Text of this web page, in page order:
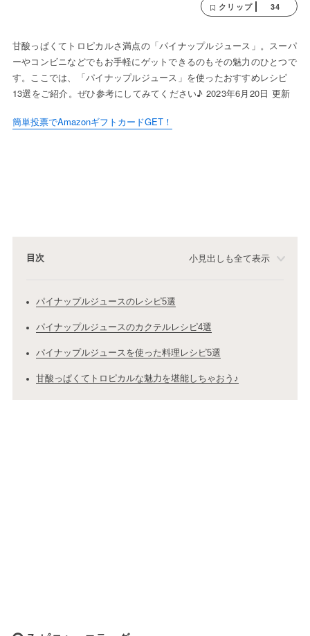
クリップ 34
甘酸っぱくてトロピカルさ満点の「パイナップルジュース」。スーパ
ーやコンビニなどでもお手軽にゲットできるのもその魅力のひとつで
す。ここでは、「パイナップルジュース」を使ったおすすめレシピ
13選をご紹介。ぜひ参考にしてみてください♪ 2023年6月20日 更新
簡単投票でAmazonギフトカードGET！
目次 小見出しも全て表示
パイナップルジュースのレシピ5選
パイナップルジュースのカクテルレシピ4選
パイナップルジュースを使った料理レシピ5選
甘酸っぱくてトロピカルな魅力を堪能しちゃおう♪